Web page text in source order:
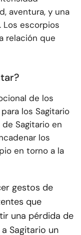
aventura, y una
Los escorpios
relación que
de los
los Sagitario
Sagitario en
los
en torno a la
gestos de
que
una pérdida de
Sagitario un